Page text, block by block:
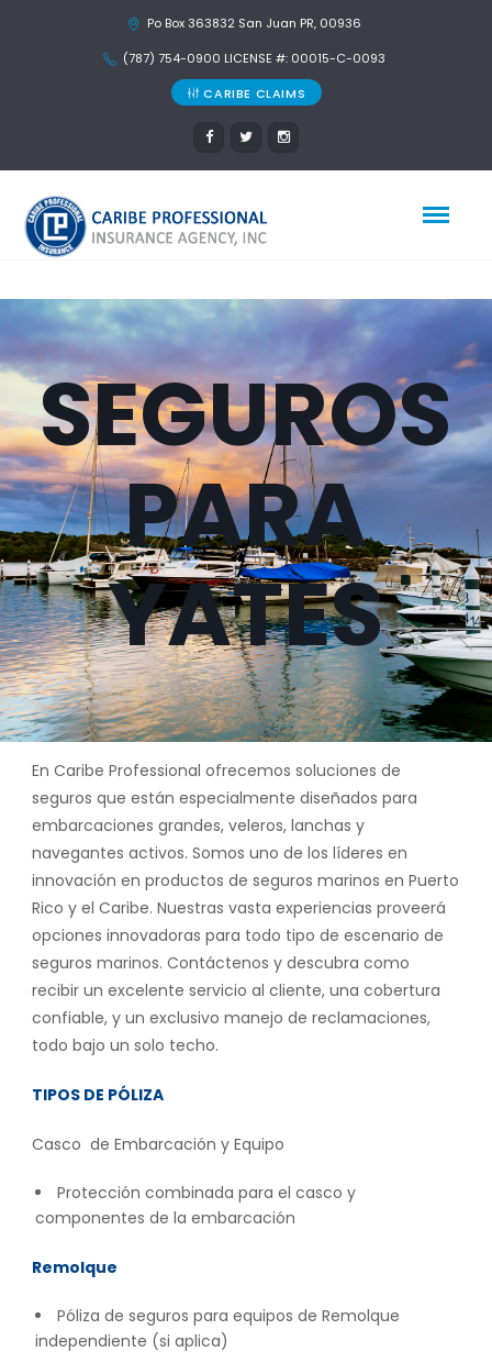
Po Box 363832 San Juan PR, 00936
(787) 754-0900 LICENSE #: 00015-C-0093
CARIBE CLAIMS
SEGUROS
PARA
YATES
En Caribe Professional ofrecemos soluciones de
seguros que están especialmente diseñados para
embarcaciones grandes, veleros, lanchas y
navegantes activos. Somos uno de los líderes en
innovación en productos de seguros marinos en Puerto
Rico y el Caribe. Nuestras vasta experiencias proveerá
opciones innovadoras para todo tipo de escenario de
seguros marinos. Contáctenos y descubra como
recibir un excelente servicio al cliente, una cobertura
confiable, y un exclusivo manejo de reclamaciones,
todo bajo un solo techo.
TIPOS DE PÓLIZA
Casco de Embarcación y Equipo
Protección combinada para el casco y
componentes de la embarcación
Remolque
Póliza de seguros para equipos de Remolque
independiente (si aplica)